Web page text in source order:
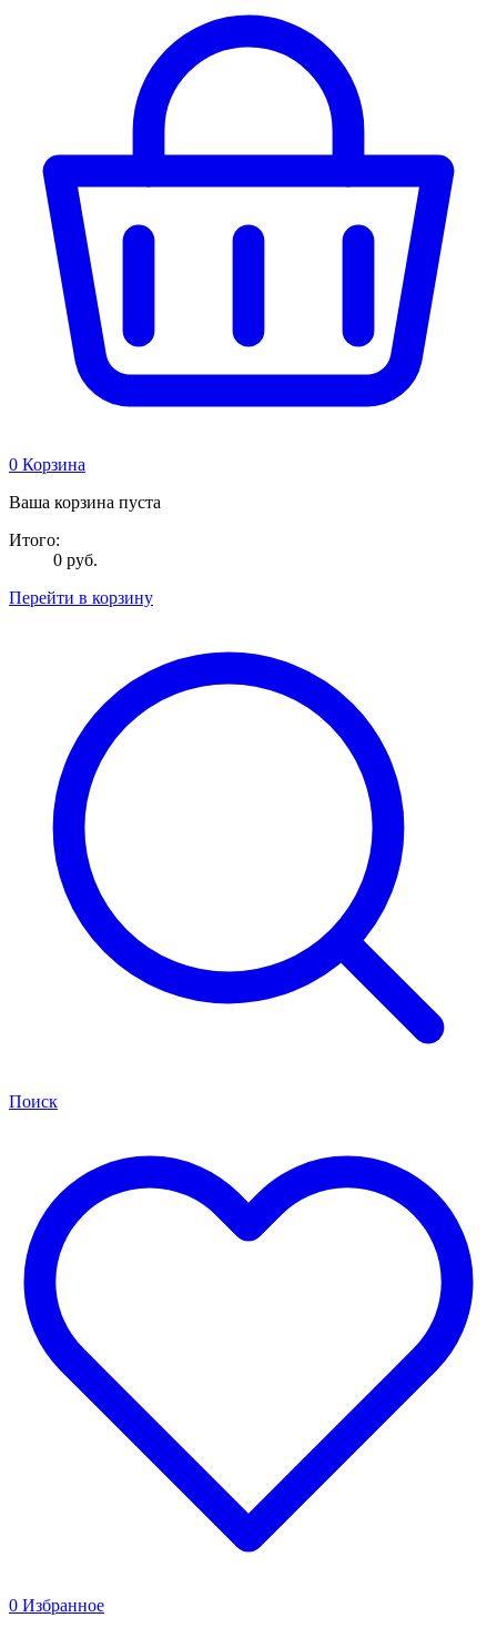
0 Корзина
Ваша корзина пуста
Итого:
0 руб.
Перейти в корзину
Поиск
0 Избранное